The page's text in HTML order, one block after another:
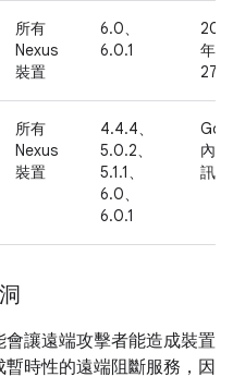
所有
Nexus
裝置
6.0、
6.0.1
年 5
27
所有
Nexus
裝置
4.4.4、
5.0.2、
5.1.1、
6.0、
6.0.1
內
訊
讓遠端攻擊者能造成裝置
時性的遠端阻斷服務，因